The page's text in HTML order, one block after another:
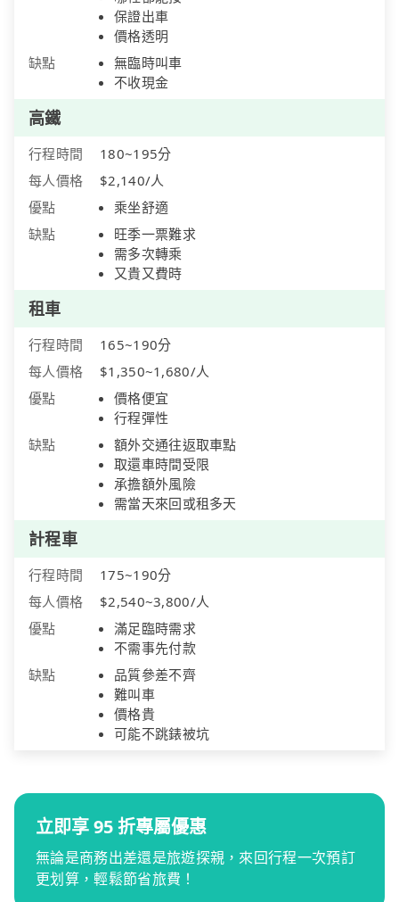
保證出車
價格透明
缺點
無臨時叫車
不收現金
高鐵
行程時間
180~195分
每人價格
$2,140/人
優點
乘坐舒適
缺點
旺季一票難求
需多次轉乘
又貴又費時
租車
行程時間
165~190分
每人價格
$1,350~1,680/人
優點
價格便宜
行程彈性
缺點
額外交通往返取車點
取還車時間受限
承擔額外風險
需當天來回或租多天
計程車
行程時間
175~190分
每人價格
$2,540~3,800/人
優點
滿足臨時需求
不需事先付款
缺點
品質參差不齊
難叫車
價格貴
可能不跳錶被坑
立即享 95 折專屬優惠
無論是商務出差還是旅遊探親，來回行程一次預訂
更划算，輕鬆節省旅費！